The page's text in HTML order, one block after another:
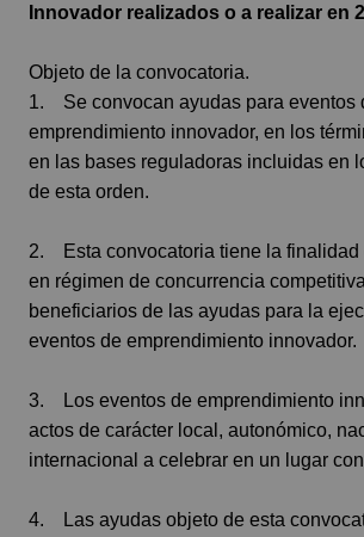
Innovador realizados o a realizar en
Objeto de la convocatoria.
1. Se convocan ayudas para eventos
emprendimiento innovador, en los
en las bases reguladoras incluidas en
de esta orden.
2. Esta convocatoria tiene la finalidad
en régimen de concurrencia
beneficiarios de las ayudas para la
eventos de emprendimiento innovador.
3. Los eventos de emprendimiento
actos de carácter local, autonómico,
internacional a celebrar en un lugar
4. Las ayudas objeto de esta